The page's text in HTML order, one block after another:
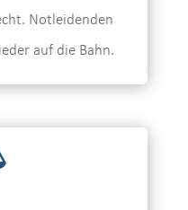
Notleidenden
auf die Bahn.